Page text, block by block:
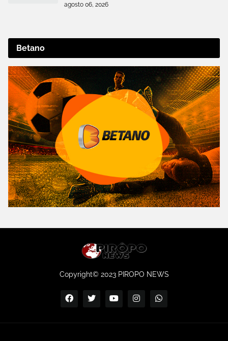
agosto 06, 2026
Betano
Copyright© 2023 PIROPO NEWS